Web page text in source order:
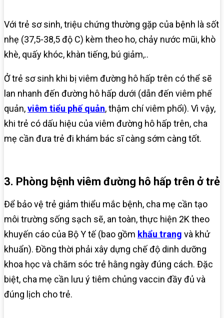
Với trẻ sơ sinh, triệu chứng thường gặp của bệnh là sốt
nhẹ (37,5-38,5 độ C) kèm theo ho, chảy nước mũi, khò
khè, quấy khóc, khàn tiếng, bú giảm,..
Ở trẻ sơ sinh khi bị viêm đường hô hấp trên có thể sẽ
lan nhanh đến đường hô hấp dưới (dẫn đến viêm phế
quản,viêm tiểu phế quản, thậm chí viêm phổi). Vì vậy,
khi trẻ có dấu hiệu của viêm đường hô hấp trên, cha
mẹ cần đưa trẻ đi khám bác sĩ càng sớm càng tốt.
3. Phòng bệnh viêm đường hô hấp trên ở trẻ
Để bảo vệ trẻ giảm thiểu mắc bệnh, cha mẹ cần tạo
môi trường sống sạch sẽ, an toàn, thực hiện 2K theo
khuyến cáo của Bộ Y tế (bao gồm khẩu trang và khử
khuẩn). Đồng thời phải xây dựng chế độ dinh dưỡng
khoa học và chăm sóc trẻ hằng ngày đúng cách. Đặc
biệt, cha mẹ cần lưu ý tiêm chủng vaccin đầy đủ và
đúng lịch cho trẻ.